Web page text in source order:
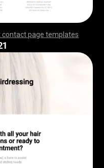
contact page templates
,,,,,,,,,,,,,,,,,,,,,,,,,,